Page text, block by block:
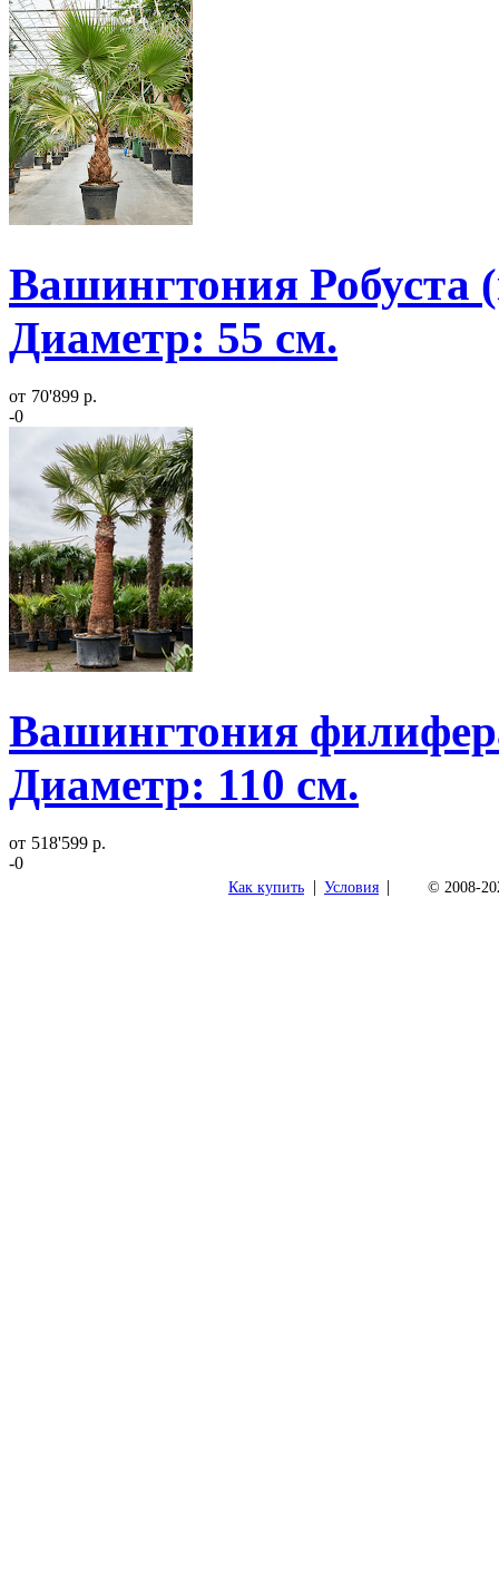
Вашингтония Робуста
Диаметр: 55 см.
от 70'899 р.
-0
Вашингтония
Диаметр: 110 см.
от 518'599 р.
-0
Как купить | Условия | © 2008-